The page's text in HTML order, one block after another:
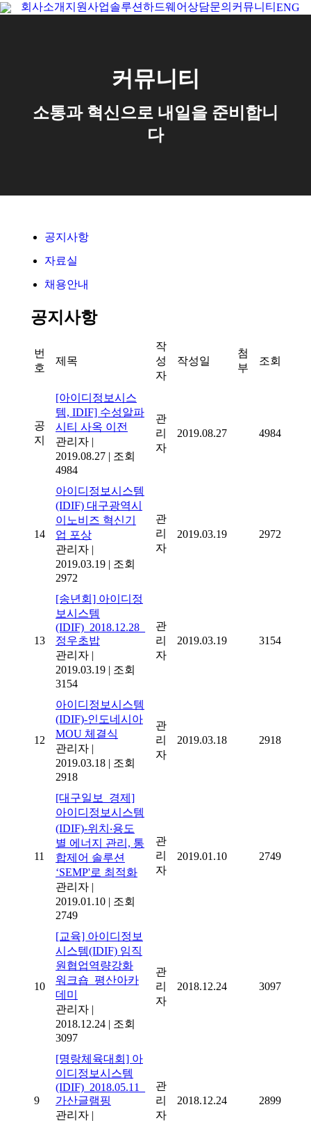
회사소개 지원사업솔루션하드웨어상담문의 커뮤니티 ENG
커뮤니티
소통과 혁신으로 내일을 준비합니
다
공지사항
자료실
채용안내
공지사항
번
호
제목
작
성
자
작성일
첨
부
조회
공
지
[아이디정보시스
템, IDIF] 수성알파
시티 사옥 이전
관리자 |
2019.08.27 | 조회
4984
관
리
자
2019.08.27 4984
14
아이디정보시스템
(IDIF) 대구광역시
이노비즈 혁신기
업 포상
관리자 |
2019.03.19 | 조회
2972
관
리
자
2019.03.19 2972
13
[송년회] 아이디정
보시스템
(IDIF)_2018.12.28_
정우초밥
관리자 |
2019.03.19 | 조회
3154
관
리
자
2019.03.19 3154
12
아이디정보시스템
(IDIF)-인도네시아
MOU 체결식
관리자 |
2019.03.18 | 조회
2918
관
리
자
2019.03.18 2918
11
[대구일보_경제]
아이디정보시스템
(IDIF)-위치‧용도
별 에너지 관리, 통
합제어 솔루션
‘SEMP'로 최적화
관리자 |
2019.01.10 | 조회
2749
관
리
자
2019.01.10 2749
10
[교육] 아이디정보
시스템(IDIF) 임직
원협업역량강화
워크숍_평산아카
데미
관리자 |
2018.12.24 | 조회
3097
관
리
자
2018.12.24 3097
9
[명랑체육대회] 아
이디정보시스템
(IDIF)_2018.05.11_
가산글램핑
관리자 |
관
리
자
2018.12.24 2899